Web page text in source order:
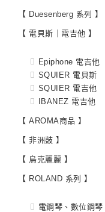
【 Duesenberg 系列 】
【 電貝斯｜電吉他 】
Epiphone 電吉他
SQUIER 電貝斯
SQUIER 電吉他
IBANEZ 電吉他
【 AROMA商品 】
【 非洲鼓 】
【 烏克麗麗 】
【 ROLAND 系列 】
電鋼琴、數位鋼琴